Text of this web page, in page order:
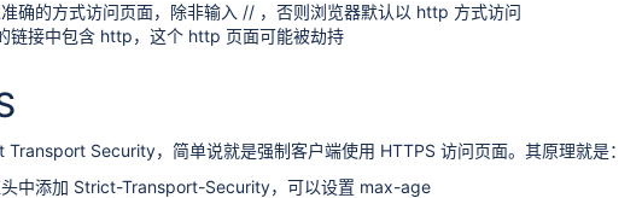
确的方式访问页面，除非输入 // ，否则浏览器默认以 http 方式访问
链接中包含 http，这个 http 页面可能被劫持
Security，简单说就是强制客户端使用 HTTPS 访问页面。其原理就是：
中添加 Strict-Transport-Security，可以设置 max-age